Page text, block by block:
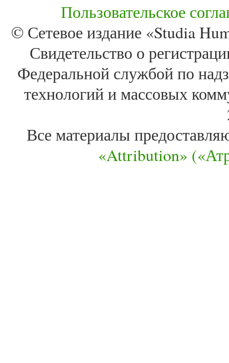
Пользовательское
© Сетевое издание «Studia
Свидетельство о
Федеральной службой по
технологий и массовых
Все материалы
«Attribution»